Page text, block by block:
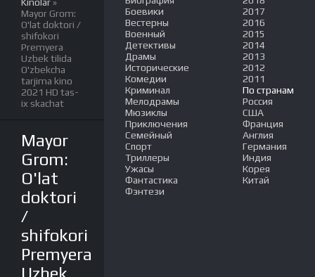
Mayor Grom:
O'lat doktori /
shifokori
Premyera
Uzbek tilida
O'zbekcha
tarjima kino
2021 HD tas-
ix skachat
Mayor
Grom:
O'lat
doktori
/
shifokori
Premyera
Uzbek
Боевики
Вестерны
Военный
Детективы
Драмы
Исторические
Комедии
Криминал
Мелодрамы
Мюзиклы
Приключения
Семейный
Спорт
Триллеры
Ужасы
Фантастика
Фэнтези
2017
2016
2015
2014
2013
2012
2011
По странам
Россия
США
Франция
Англия
Германия
Индия
Корея
Китай